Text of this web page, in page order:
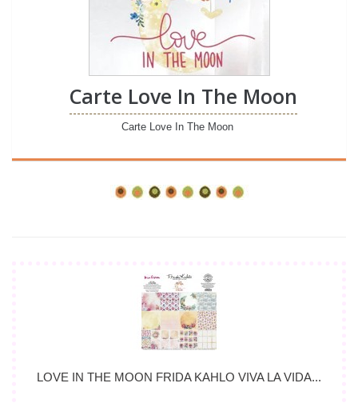
Carte Love In The Moon
Carte Love In The Moon
LOVE IN THE MOON FRIDA KAHLO VIVA LA VIDA...